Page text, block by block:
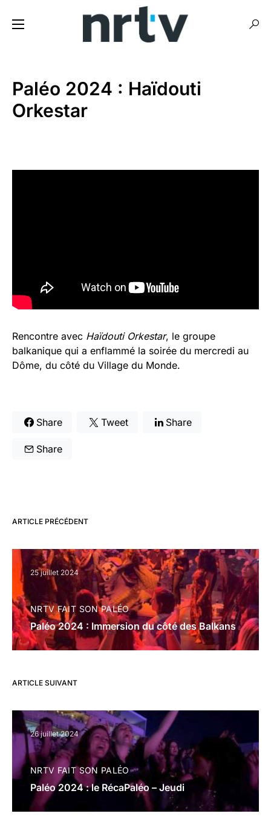
Paléo 2024 : Haïdouti
Orkestar
Rencontre avec Haïdouti Orkestar, le groupe
balkanique qui a enflammé la soirée du mercredi au
Dôme, du côté du Village du Monde.
Share Tweet Share
Share
ARTICLE PRÉCÉDENT
25 juillet 2024
NRTV FAIT SON PALÉO
Paléo 2024 : Immersion du côté des Balkans
ARTICLE SUIVANT
26 juillet 2024
NRTV FAIT SON PALÉO
Paléo 2024 : le RécaPaléo – Jeudi